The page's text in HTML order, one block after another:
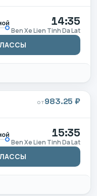
14:35
Ben Xe Lien Tinh Da Lat
ОТ983.25 ₽
15:35
Ben Xe Lien Tinh Da Lat